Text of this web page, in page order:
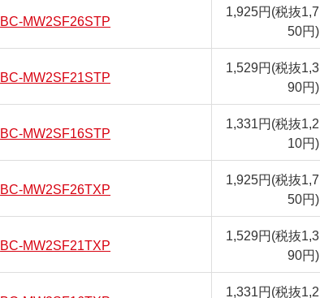
BC-MW2SF26STP 1,925円(税抜1,7
50円)
BC-MW2SF21STP 1,529円(税抜1,3
90円)
BC-MW2SF16STP 1,331円(税抜1,2
10円)
BC-MW2SF26TXP 1,925円(税抜1,7
50円)
BC-MW2SF21TXP 1,529円(税抜1,3
90円)
1,331円(税抜1,2